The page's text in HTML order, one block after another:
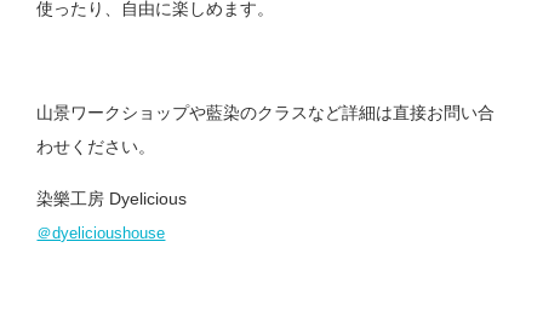
使ったり、自由に楽しめます。
山景ワークショップや藍染のクラスなど詳細は直接お問い合
わせください。
染樂工房 Dyelicious
＠dyelicioushouse